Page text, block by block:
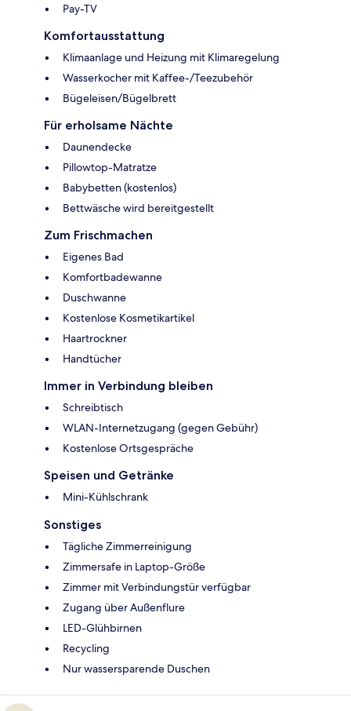
Pay-TV
Komfortausstattung
Klimaanlage und Heizung mit Klimaregelung
Wasserkocher mit Kaffee-/Teezubehör
Bügeleisen/Bügelbrett
Für erholsame Nächte
Daunendecke
Pillowtop-Matratze
Babybetten (kostenlos)
Bettwäsche wird bereitgestellt
Zum Frischmachen
Eigenes Bad
Komfortbadewanne
Duschwanne
Kostenlose Kosmetikartikel
Haartrockner
Handtücher
Immer in Verbindung bleiben
Schreibtisch
WLAN-Internetzugang (gegen Gebühr)
Kostenlose Ortsgespräche
Speisen und Getränke
Mini-Kühlschrank
Sonstiges
Tägliche Zimmerreinigung
Zimmersafe in Laptop-Größe
Zimmer mit Verbindungstür verfügbar
Zugang über Außenflure
LED-Glühbirnen
Recycling
Nur wassersparende Duschen